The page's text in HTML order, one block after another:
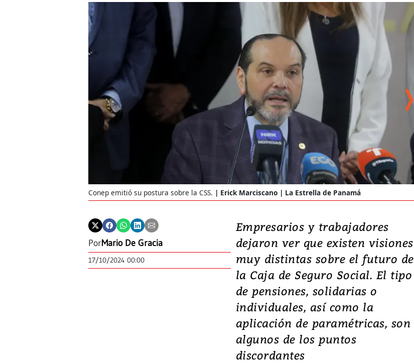
Conep emitió su postura sobre la CSS. Erick Marciscano | La Estrella de Panamá
PorMario De Gracia
17/10/2024 00:00
Empresarios y trabajadores
dejaron ver que existen visiones
muy distintas sobre el futuro de
la Caja de Seguro Social. El tipo
de pensiones, solidarias o
individuales, así como la
aplicación de paramétricas, son
algunos de los puntos
discordantes
Video, Japón: Terremoto
deja heridos y graves
daños en Kumamoto
Un fuerte terremoto de magnitud
7,1 se registró este martes 28 de
julio en la prefectura de Kumamoto,
emergencia de gran